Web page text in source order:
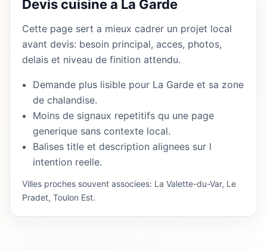
Devis cuisine a La Garde
Cette page sert a mieux cadrer un projet local
avant devis: besoin principal, acces, photos,
delais et niveau de finition attendu.
Demande plus lisible pour La Garde et sa zone
de chalandise.
Moins de signaux repetitifs qu une page
generique sans contexte local.
Balises title et description alignees sur l
intention reelle.
Villes proches souvent associees: La Valette-du-Var, Le
Pradet, Toulon Est.